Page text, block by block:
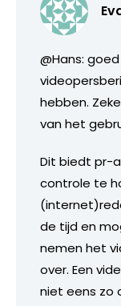
@Hans:
hebben.
van het
Dit biedt pr-
controle te
de tijd en
nemen het
over. Een
niet eens zo